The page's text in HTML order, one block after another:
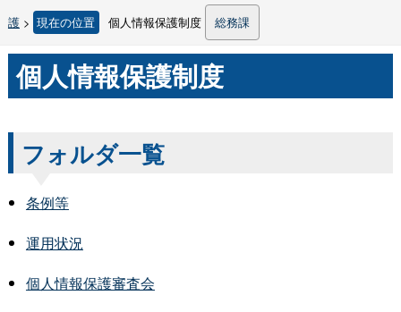
護> 現在の位置 個人情報保護制度 総務課
個人情報保護制度
フォルダ一覧
条例等
運用状況
個人情報保護審査会